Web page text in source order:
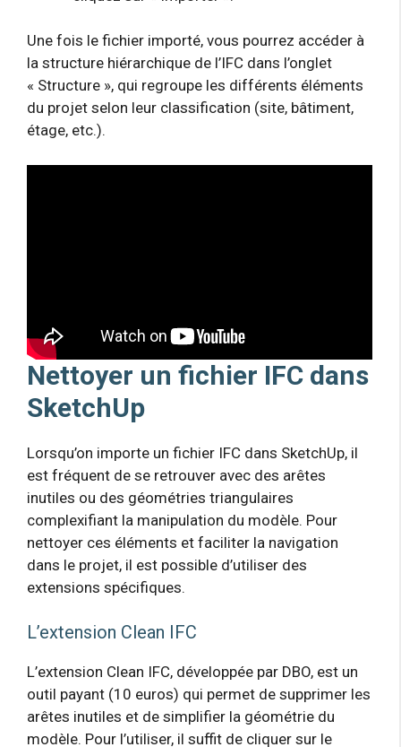
Une fois le fichier importé, vous pourrez accéder à
la structure hiérarchique de l’IFC dans l’onglet
« Structure », qui regroupe les différents éléments
du projet selon leur classification (site, bâtiment,
étage, etc.).
Nettoyer un fichier IFC dans
SketchUp
Lorsqu’on importe un fichier IFC dans SketchUp, il
est fréquent de se retrouver avec des arêtes
inutiles ou des géométries triangulaires
complexifiant la manipulation du modèle. Pour
nettoyer ces éléments et faciliter la navigation
dans le projet, il est possible d’utiliser des
extensions spécifiques.
L’extension Clean IFC
L’extension Clean IFC, développée par DBO, est un
outil payant (10 euros) qui permet de supprimer les
arêtes inutiles et de simplifier la géométrie du
modèle. Pour l’utiliser, il suffit de cliquer sur le